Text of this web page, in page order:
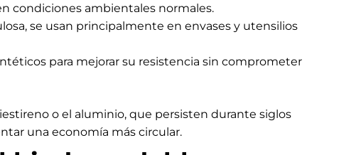
condiciones ambientales normales.
se usan principalmente en envases y utensilios
para mejorar su resistencia sin comprometer
o el aluminio, que persisten durante siglos
una economía más circular.